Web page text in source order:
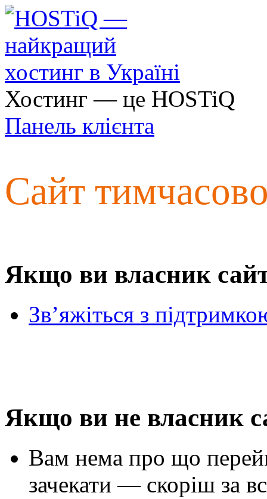
Хостинг — це HOSTiQ
Панель клієнта
Сайт
Якщо ви власник
Зв’яжіться з
Якщо ви не власник
Вам нема про що
зачекати — скоріш за